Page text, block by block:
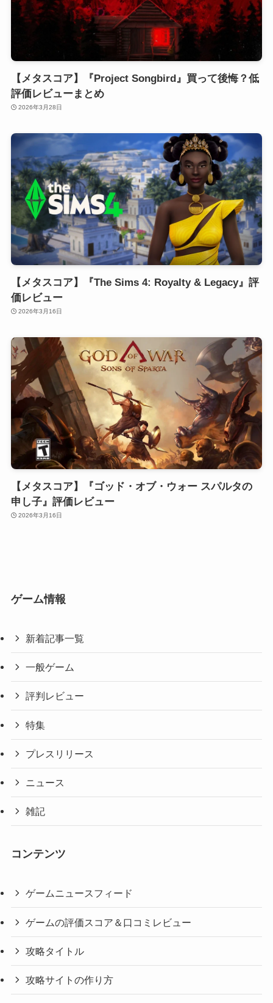
【メタスコア】『Project Songbird』買って後悔？低
評価レビューまとめ
2026年3月28日
【メタスコア】『The Sims 4: Royalty & Legacy』評
価レビュー
2026年3月16日
【メタスコア】『ゴッド・オブ・ウォー スパルタの
申し子』評価レビュー
2026年3月16日
ゲーム情報
新着記事一覧
一般ゲーム
評判レビュー
特集
プレスリリース
ニュース
雑記
コンテンツ
ゲームニュースフィード
ゲームの評価スコア＆口コミレビュー
攻略タイトル
攻略サイトの作り方